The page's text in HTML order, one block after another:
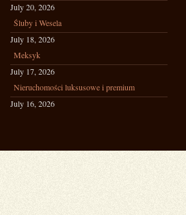
July 20, 2026
Śluby i Wesela
July 18, 2026
Meksyk
July 17, 2026
Nieruchomości luksusowe i premium
July 16, 2026